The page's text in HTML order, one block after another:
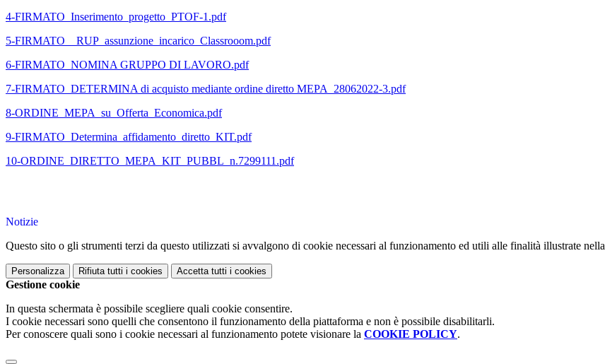
4-FIRMATO_Inserimento_progetto_PTOF-1.pdf
5-FIRMATO__RUP_assunzione_incarico_Classrooom.pdf
6-FIRMATO_NOMINA GRUPPO DI LAVORO.pdf
7-FIRMATO_DETERMINA di acquisto mediante ordine diretto MEPA_28062022-3.pdf
8-ORDINE_MEPA_su_Offerta_Economica.pdf
9-FIRMATO_Determina_affidamento_diretto_KIT.pdf
10-ORDINE_DIRETTO_MEPA_KIT_PUBBL_n.7299111.pdf
Notizie
Questo sito o gli strumenti terzi da questo utilizzati si avvalgono di cookie necessari al funzionamento ed utili alle finalità illustrate nella
Personalizza Rifiuta tutti i cookies Accetta tutti i cookies
Gestione cookie
In questa schermata è possibile scegliere quali cookie consentire.
I cookie necessari sono quelli che consentono il funzionamento della piattaforma e non è possibile disabilitarli.
Per conoscere quali sono i cookie necessari al funzionamento potete visionare la COOKIE POLICY.